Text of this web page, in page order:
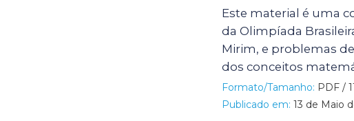
Este material é uma
da Olimpíada
Mirim, e problemas
dos conceitos
Formato/Tamanho: PDF /
Publicado em: 13 de Maio